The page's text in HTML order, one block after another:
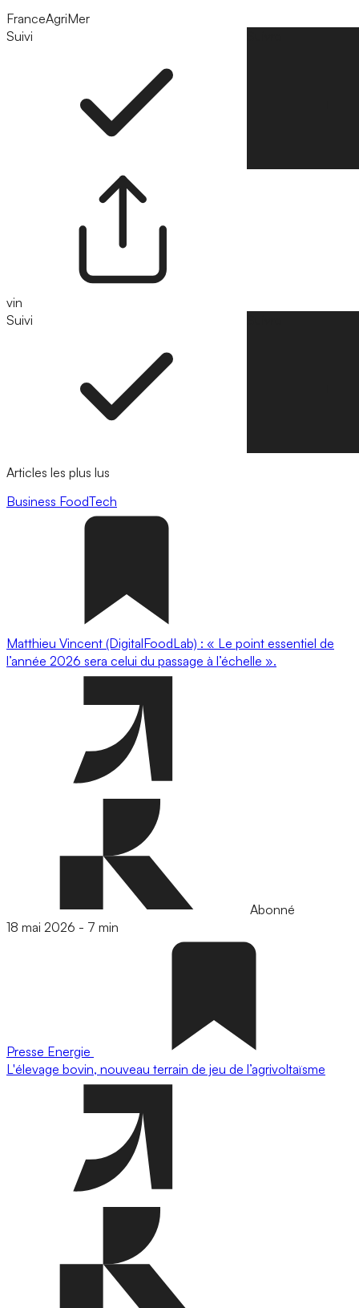
FranceAgriMer
Suivi
vin
Suivi
Articles les plus lus
Business FoodTech
Matthieu Vincent (DigitalFoodLab) : « Le point essentiel de
l’année 2026 sera celui du passage à l’échelle ».
Abonné
18 mai 2026 - 7 min
Presse Energie
L'élevage bovin, nouveau terrain de jeu de l’agrivoltaïsme